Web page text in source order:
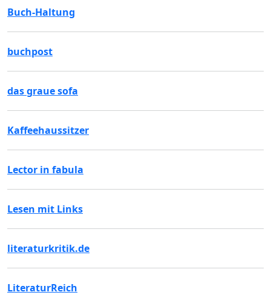
Buch-Haltung
buchpost
das graue sofa
Kaffeehaussitzer
Lector in fabula
Lesen mit Links
literaturkritik.de
LiteraturReich